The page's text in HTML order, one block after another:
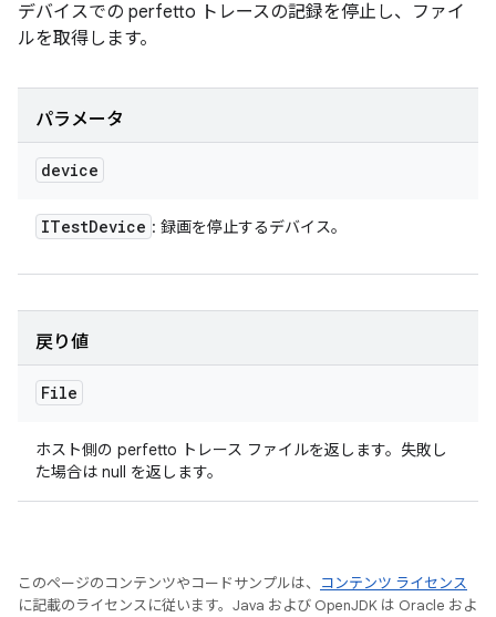
デバイスでの perfetto トレースの記録を停止し、ファイ
ルを取得します。
パラメータ
device
ITestDevice : 録画を停止するデバイス。
戻り値
File
ホスト側の perfetto トレース ファイルを返します。失敗し
た場合は null を返します。
このページのコンテンツやコードサンプルは、
コンテンツ ライセンス
に記載のライセンスに従います。Java および OpenJDK は Oracle およ